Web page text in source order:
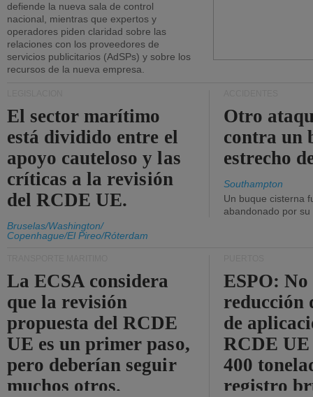
defiende la nueva sala de control
nacional, mientras que expertos y
operadores piden claridad sobre las
relaciones con los proveedores de
servicios publicitarios (AdSPs) y sobre los
recursos de la nueva empresa.
El sector marítimo
está dividido entre el
apoyo cauteloso y las
críticas a la revisión
del RCDE UE.
Bruselas/Washington/
Copenhague/El Pireo/Róterdam
Otro
contra un
estrecho
Southampton
Un buque cisterna
abandonado por su
La ECSA considera
que la revisión
propuesta del RCDE
UE es un primer paso,
pero deberían seguir
muchos otros.
ESPO: No
reducción
de
RCDE UE
400
registro